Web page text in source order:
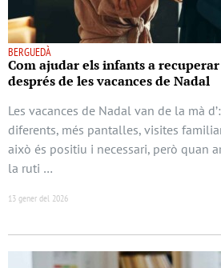
BERGUEDÀ
Com ajudar els infants a
després de les vacances de Nadal
Les vacances de Nadal van de la mà
diferents, més pantalles, visites
això és positiu i necessari, però quan
la ruti …
13 gener del 2026